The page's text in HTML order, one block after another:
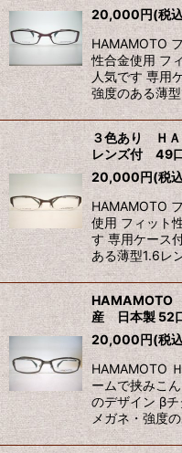
20,000円(税
HAMAMOTO
性合金使用 フ
人気です 専用
強度のある薄
３色あり Ｈ
レンズ付 49
20,000円(税
HAMAMOTO
使用 フィット
す 専用ケース
ある薄型1.6レ
産 日本製 52
20,000円(税
HAMAMOTO
ームで挟みこ
のデザイン β
メガネ・強度